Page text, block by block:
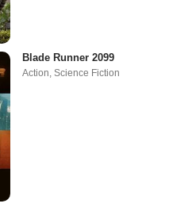
Blade Runner 2099
Action,Science Fiction